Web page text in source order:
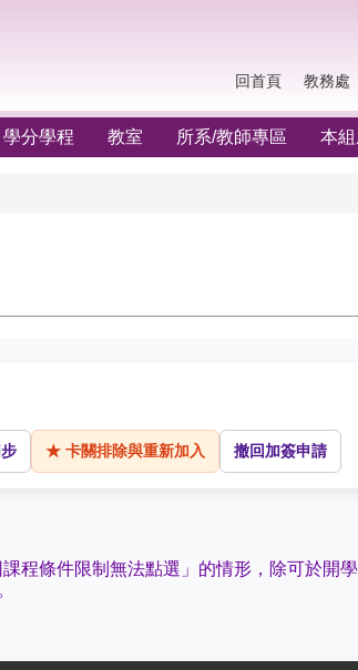
回首頁 教務處
學分學程 教室 所系/教師專區 本
★ 卡關排除與重新加入 撤回加簽申請
程條件限制無法點選」的情形，除可於開